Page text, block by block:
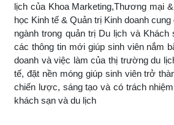
lịch của Khoa Marketing,Thương mại
học Kinh tế & Quản trị Kinh doanh cung
ngành trong quản trị Du lịch và Khách
các thông tin mới giúp sinh viên nắm
doanh và việc làm của thị trường du
tế, đặt nền móng giúp sinh viên trở
chiến lược, sáng tạo và có trách
khách sạn và du lịch